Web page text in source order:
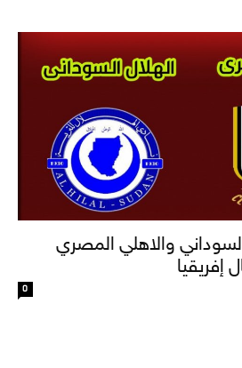
والاهلي المصري
إفريقيا
0